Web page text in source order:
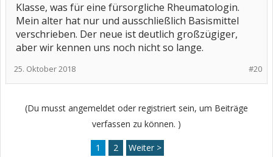
Klasse, was für eine fürsorgliche Rheumatologin.
Mein alter hat nur und ausschließlich Basismittel
verschrieben. Der neue ist deutlich großzügiger,
aber wir kennen uns noch nicht so lange.
#20
25. Oktober 2018
(Du musst angemeldet oder registriert sein, um Beiträge
verfassen zu können. )
1 2 Weiter >